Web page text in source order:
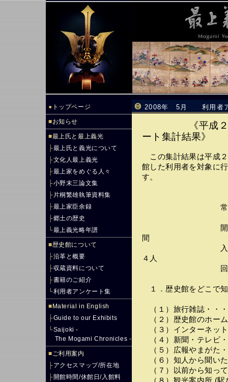
● トップページ
■お知らせ
■最上氏と最上義光
├最上氏と義光について
├文化人最上義光
├最上家をめぐる人々
├小野末三論文集
├ 片桐繁雄執筆資料集
├最上家臣余録
├郷土の歴史
└最上義光略年譜
■歴史館について
├沿革と概要
├収蔵資料について
├書籍のご紹介
└利用者アンケート集
■ Material in English
├Guide to our Exhibits
└Saijoki -
The Mogami Chronicles -
■ご利用案内
├アクセスマップ/所在地
├開館時間/休館日/入館料
2008年 5月 利用者ア
《平成
ート集計結果》
この集計結果は平成
館した利用者を対象に
す。
常設展示 （
開館日数・・
間
入館者数・・
４人
回答者数・・
１．歴史館をどこで
（１）旅行雑誌・・
（２）歴史館のホー
（３）インターネッ
（４）新聞・テレビ
（５）広報やまがた
（６）知人から聞い
（７）以前から知っ